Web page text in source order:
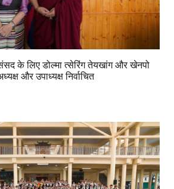
संसद के लिए डोल्मा त्सेरिंग तेयखांग और खेनपो
और उपाध्यक्ष निर्वाचित